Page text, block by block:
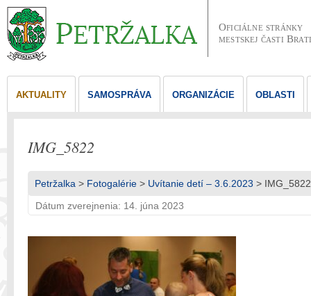
Oficiálne stránky
mestskej časti
AKTUALITY SAMOSPRÁVA ORGANIZÁCIE OBLASTI
IMG_5822
Petržalka > Fotogalérie > Uvítanie detí – 3.6.2023 > IMG_5822
Dátum zverejnenia: 14. júna 2023